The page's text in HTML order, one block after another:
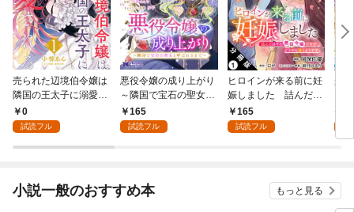
売られた辺境伯令嬢は
隣国の王太子に溺愛さ
れる 1
0
試読フル
悪役令嬢の成り上がり
～隣国で宝石の聖女と
呼ばれるまで～（コミ
ック） 分冊版 1
165
試読フル
ヒロインが来る前に妊
娠しました 詰んだは
ずの悪役令嬢ですが、
どうやら違うようです
165
試読フル
か
小説一般のおすすめ本 もっと見る